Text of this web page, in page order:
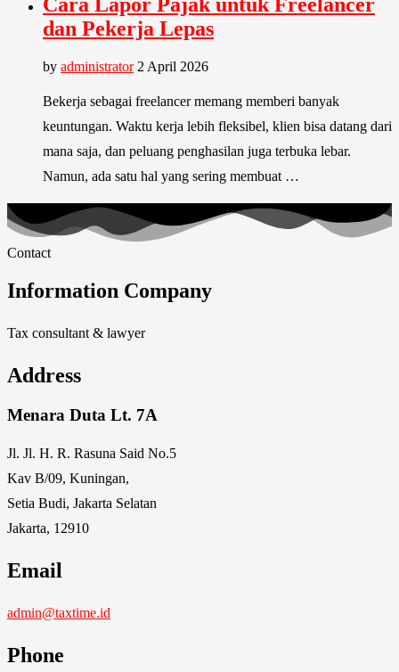
dan Pekerja Lepas
by administrator 2 April 2026
Bekerja sebagai freelancer memang memberi banyak
keuntungan. Waktu kerja lebih fleksibel, klien bisa datang dari
mana saja, dan peluang penghasilan juga terbuka lebar.
Namun, ada satu hal yang sering membuat …
Contact
Information Company
Tax consultant & lawyer
Address
Menara Duta Lt. 7A
Jl. Jl. H. R. Rasuna Said No.5
Kav B/09, Kuningan,
Setia Budi, Jakarta Selatan
Jakarta, 12910
Email
admin@taxtime.id
Phone